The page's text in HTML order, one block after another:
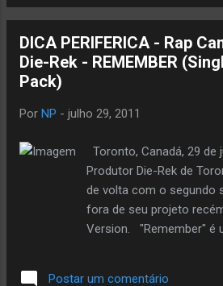
Silenciosa", que será
Project.
http://
DICA PERIFERICA - Rap
Die-Rek - REMEMBER
Pack)
Por NP - julho 29, 2011
Toronto, Canadá, 29 de
Produtor Die-Rek de
de volta com o segundo
fora de seu projeto
Version. "Remember" é
Postar um comentário